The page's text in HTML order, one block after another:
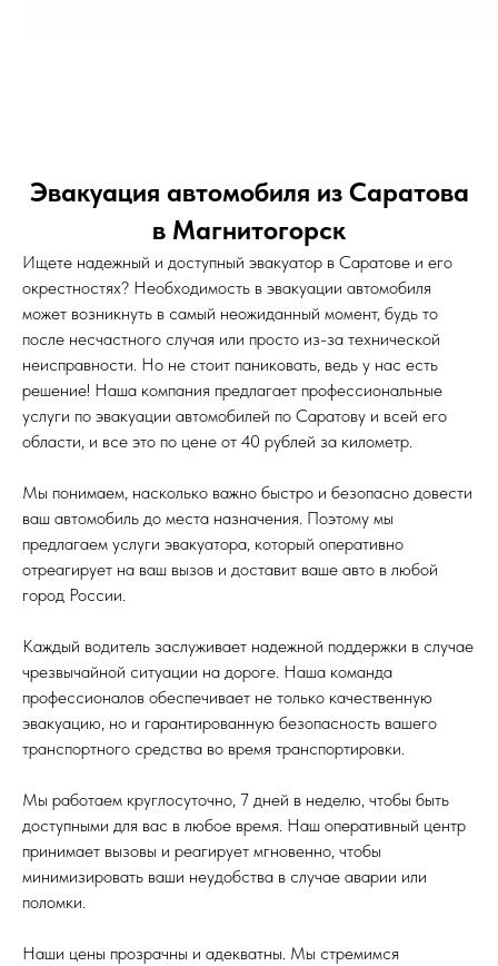
Эвакуация автомобиля из Саратова
в Магнитогорск
Ищете надежный и доступный эвакуатор в Саратове и его
окрестностях? Необходимость в эвакуации автомобиля
может возникнуть в самый неожиданный момент, будь то
после несчастного случая или просто из-за технической
неисправности. Но не стоит паниковать, ведь у нас есть
решение! Наша компания предлагает профессиональные
услуги по эвакуации автомобилей по Саратову и всей его
области, и все это по цене от 40 рублей за километр.
Мы понимаем, насколько важно быстро и безопасно довести
ваш автомобиль до места назначения. Поэтому мы
предлагаем услуги эвакуатора, который оперативно
отреагирует на ваш вызов и доставит ваше авто в любой
город России.
Каждый водитель заслуживает надежной поддержки в случае
чрезвычайной ситуации на дороге. Наша команда
профессионалов обеспечивает не только качественную
эвакуацию, но и гарантированную безопасность вашего
транспортного средства во время транспортировки.
Мы работаем круглосуточно, 7 дней в неделю, чтобы быть
доступными для вас в любое время. Наш оперативный центр
принимает вызовы и реагирует мгновенно, чтобы
минимизировать ваши неудобства в случае аварии или
поломки.
Наши цены прозрачны и адекватны. Мы стремимся